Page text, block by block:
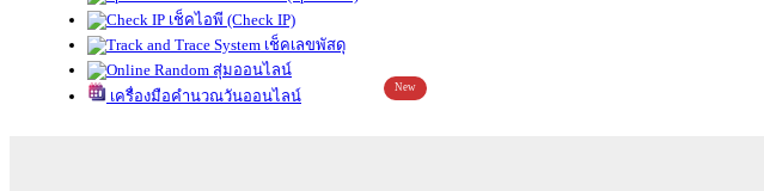
เช็คไอพี (Check IP)
เช็คเลขพัสดุ
สุ่มออนไลน์
เครื่องมือคำนวณวันออนไลน์
New